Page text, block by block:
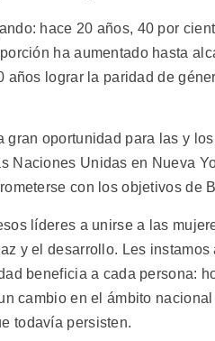
hace 20 años, 40 por
ha aumentado hasta
años lograr la paridad de
gran oportunidad para las y
Naciones Unidas en Nueva
con los objetivos de
líderes a unirse a las
y el desarrollo. Les
beneficia a cada persona:
cambio en el ámbito
todavía persisten.